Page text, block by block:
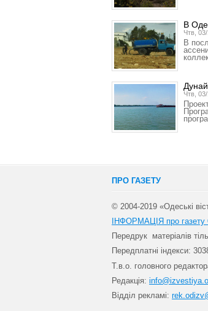
В
Чтв,
В
Чтв,
ПРО ГАЗЕТУ
© 2004-2019 «Одеські
ІНФОРМАЦІЯ про газету
Передрук матеріалів т
Передплатні індекси: 30
Т.в.о. головного
Редакція:
Відділ рекламі: